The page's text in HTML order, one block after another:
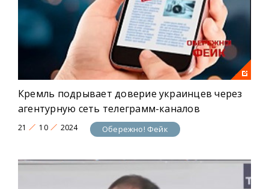
Кремль подрывает доверие украинцев через
агентурную сеть телеграмм-каналов
21 10 2024 Обережно! Фейк